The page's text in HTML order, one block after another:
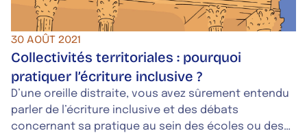
30 AOÛT 2021
Collectivités territoriales : pourquoi
pratiquer l’écriture inclusive ?
D’une oreille distraite, vous avez sûrement entendu
parler de l’écriture inclusive et des débats
concernant sa pratique au sein des écoles ou des